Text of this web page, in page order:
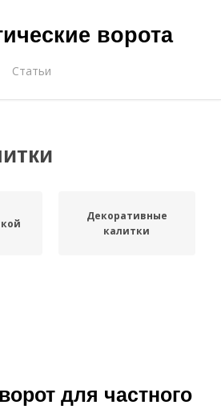
ворота
Статьи
Декоративные
калитки
для частного